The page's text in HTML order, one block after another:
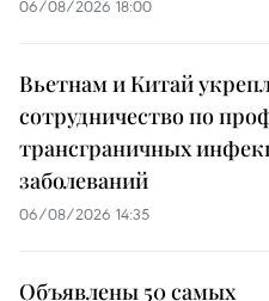
06/08/2026 18:00
Вьетнам и Китай
сотрудничество по
трансграничных
заболеваний
06/08/2026 14:35
Объявлены 50 самых